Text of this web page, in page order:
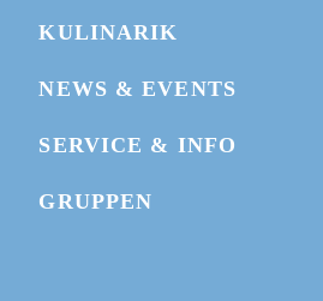
KULINARIK
NEWS & EVENTS
SERVICE & INFO
GRUPPEN